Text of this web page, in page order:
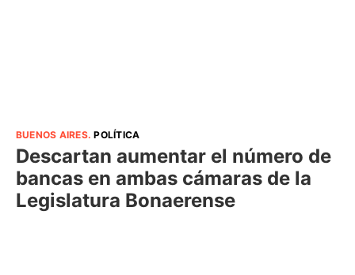
BUENOS AIRES.POLÍTICA
Descartan aumentar el número de
bancas en ambas cámaras de la
Legislatura Bonaerense